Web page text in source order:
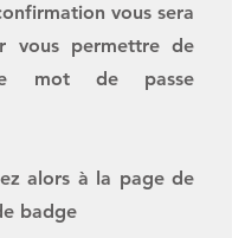
vous sera
vous permettre de
mot de passe
alors à la page de
badge